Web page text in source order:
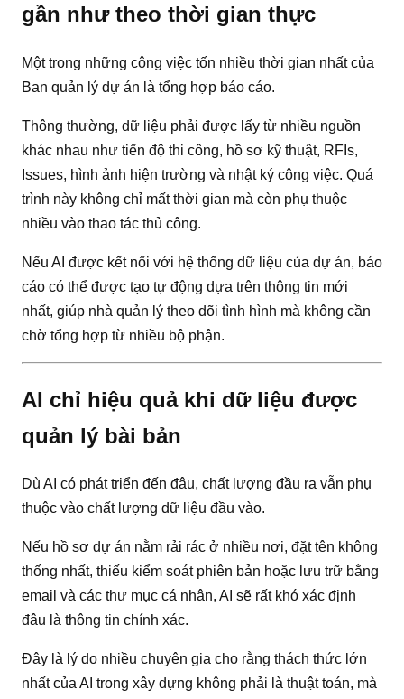
gần như theo thời gian thực
Một trong những công việc tốn nhiều thời gian nhất của
Ban quản lý dự án là tổng hợp báo cáo.
Thông thường, dữ liệu phải được lấy từ nhiều nguồn
khác nhau như tiến độ thi công, hồ sơ kỹ thuật, RFIs,
Issues, hình ảnh hiện trường và nhật ký công việc. Quá
trình này không chỉ mất thời gian mà còn phụ thuộc
nhiều vào thao tác thủ công.
Nếu AI được kết nối với hệ thống dữ liệu của dự án, báo
cáo có thể được tạo tự động dựa trên thông tin mới
nhất, giúp nhà quản lý theo dõi tình hình mà không cần
chờ tổng hợp từ nhiều bộ phận.
AI chỉ hiệu quả khi dữ liệu được
quản lý bài bản
Dù AI có phát triển đến đâu, chất lượng đầu ra vẫn phụ
thuộc vào chất lượng dữ liệu đầu vào.
Nếu hồ sơ dự án nằm rải rác ở nhiều nơi, đặt tên không
thống nhất, thiếu kiểm soát phiên bản hoặc lưu trữ bằng
email và các thư mục cá nhân, AI sẽ rất khó xác định
đâu là thông tin chính xác.
Đây là lý do nhiều chuyên gia cho rằng thách thức lớn
nhất của AI trong xây dựng không phải là thuật toán, mà